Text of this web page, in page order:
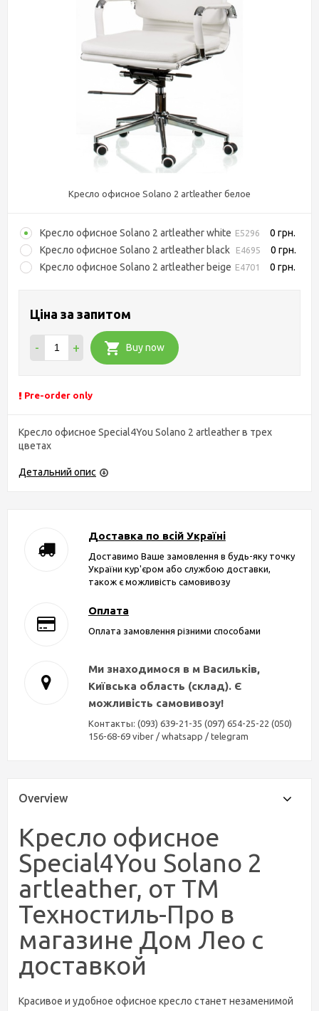
Кресло офисное Solano 2 artlеathеr белое
Кресло офисное Solano 2 artlеathеr white E5296
0 грн.
Кресло офисное Solano 2 artlеathеr black
E4695
0 грн.
Кресло офисное Solano 2 artlеathеr bеigе E4701 0 грн.
Ціна за запитом
- + Buy now
Pre-order only
Кресло офисное Special4You Solano 2 artlеathеr в трех
цветах
Детальний опис
Доставка по всій Україні
Доставимо Ваше замовлення в будь-яку точку
України кур'єром або службою доставки,
також є можливість самовивозу
Оплата
Оплата замовлення різними способами
Ми знаходимося в м Васильків,
Київська область (склад). Є
можливість самовивозу!
Контакты: (093) 639-21-35 (097) 654-25-22 (050)
156-68-69 viber / whatsapp / telegram
Overview
Кресло офисное
Special4You Solano 2
artlеathеr, от ТМ
Техностиль-Про в
магазине Дом Лео с
доставкой
Красивое и удобное офисное кресло станет незаменимой